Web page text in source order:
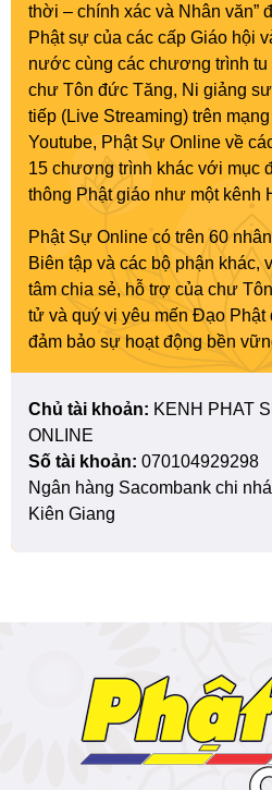
thời – chính xác và Nhân văn”
Phật sự của các cấp Giáo hội
nước cùng các chương trình tu
chư Tôn đức Tăng, Ni giảng
tiếp (Live Streaming) trên
Youtube, Phật Sự Online về
15 chương trình khác với mục
thông Phật giáo như một kênh
Phật Sự Online có trên 60
Biên tập và các bộ phận khác,
tâm chia sẻ, hỗ trợ của chư
tử và quý vị yêu mến Đạo
đảm bảo sự hoạt động bền
Chủ tài khoản: KENH PHAT
ONLINE
Số tài khoản: 070104929298
Ngân hàng Sacombank chi
Kiên Giang